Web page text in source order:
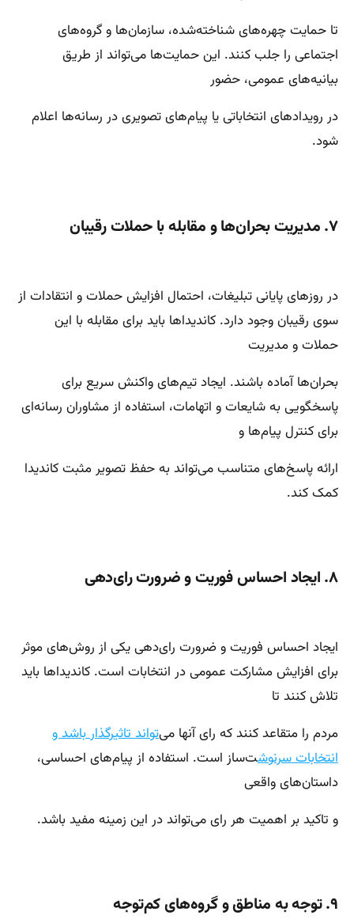
تا حمایت چهره‌های شناخته‌شده، سازمان‌ها و گروه‌های
اجتماعی را جلب کنند. این حمایت‌ها می‌تواند از طریق
بیانیه‌های عمومی، حضور
در رویدادهای انتخاباتی یا پیام‌های تصویری در رسانه‌ها اعلام
شود.
۷. مدیریت بحران‌ها و مقابله با حملات رقیبان
در روزهای پایانی تبلیغات، احتمال افزایش حملات و انتقادات از
سوی رقیبان وجود دارد. کاندیداها باید برای مقابله با این
حملات و مدیریت
بحران‌ها آماده باشند. ایجاد تیم‌های واکنش سریع برای
پاسخگویی به شایعات و اتهامات، استفاده از مشاوران رسانه‌ای
برای کنترل پیام‌ها و
ارائه پاسخ‌های متناسب می‌تواند به حفظ تصویر مثبت کاندیدا
کمک کند.
۸. ایجاد احساس فوریت و ضرورت رای‌دهی
ایجاد احساس فوریت و ضرورت رای‌دهی یکی از روش‌های موثر
برای افزایش مشارکت عمومی در انتخابات است. کاندیداها باید
تلاش کنند تا
مردم را متقاعد کنند که رای آنها می‌تواند تاثیرگذار باشد و
انتخابات سرنوشت‌ساز است. استفاده از پیام‌های احساسی،
داستان‌های واقعی
و تاکید بر اهمیت هر رای می‌تواند در این زمینه مفید باشد.
۹. توجه به مناطق و گروه‌های کم‌توجه